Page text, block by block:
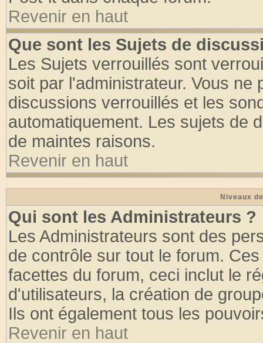
Revenir en haut
Que sont les Sujets de
Les Sujets verrouillés sont
soit par l'administrateur. Vous
discussions verrouillés et les
automatiquement. Les sujets de
de maintes raisons.
Revenir en haut
Niveaux
Qui sont les Administrateurs ?
Les Administrateurs sont des
de contrôle sur tout le forum.
facettes du forum, ceci inclut le
d'utilisateurs, la création de
Ils ont également tous les
Revenir en haut